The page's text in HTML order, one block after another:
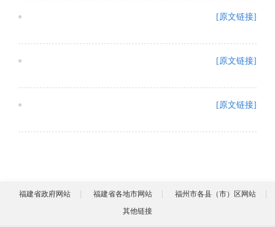
[原文链接]
[原文链接]
[原文链接]
福建省政府网站 福建省各地市网站
福州市各县（市）区网站
其他链接